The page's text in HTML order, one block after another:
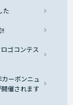
た
ゴコンテス
ーボンニュ
催されます